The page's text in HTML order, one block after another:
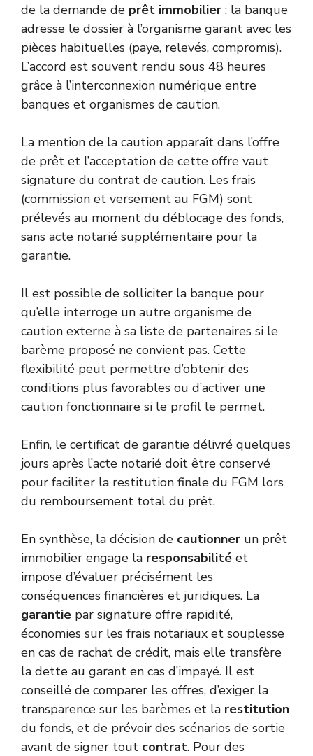
de la demande de prêt immobilier ; la banque
adresse le dossier à l’organisme garant avec les
pièces habituelles (paye, relevés, compromis).
L’accord est souvent rendu sous 48 heures
grâce à l’interconnexion numérique entre
banques et organismes de caution.
La mention de la caution apparaît dans l’offre
de prêt et l’acceptation de cette offre vaut
signature du contrat de caution. Les frais
(commission et versement au FGM) sont
prélevés au moment du déblocage des fonds,
sans acte notarié supplémentaire pour la
garantie.
Il est possible de solliciter la banque pour
qu’elle interroge un autre organisme de
caution externe à sa liste de partenaires si le
barème proposé ne convient pas. Cette
flexibilité peut permettre d’obtenir des
conditions plus favorables ou d’activer une
caution fonctionnaire si le profil le permet.
Enfin, le certificat de garantie délivré quelques
jours après l’acte notarié doit être conservé
pour faciliter la restitution finale du FGM lors
du remboursement total du prêt.
En synthèse, la décision de cautionner un prêt
immobilier engage la responsabilité et
impose d’évaluer précisément les
conséquences financières et juridiques. La
garantie par signature offre rapidité,
économies sur les frais notariaux et souplesse
en cas de rachat de crédit, mais elle transfère
la dette au garant en cas d’impayé. Il est
conseillé de comparer les offres, d’exiger la
transparence sur les barèmes et la restitution
du fonds, et de prévoir des scénarios de sortie
avant de signer tout contrat. Pour des